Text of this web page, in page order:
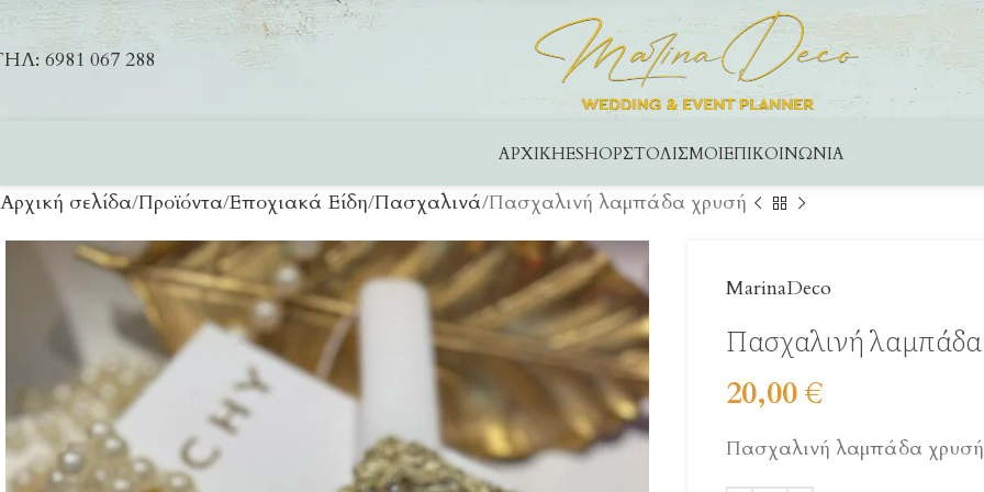
6981 067 288
ΑΡΧΙΚΉESHOPΣΤΟΛΙΣΜΟΊΕΠΙΚΟΙΝΩΝΊΑ
Αρχική σελίδα Προϊόντα Εποχιακά Είδη Πασχαλινά Πασχαλινή λαμπάδα χρυσή
MarinaDeco
Πασχαλινή
20,00€
Πασχαλινή λαμπάδα χρυσή